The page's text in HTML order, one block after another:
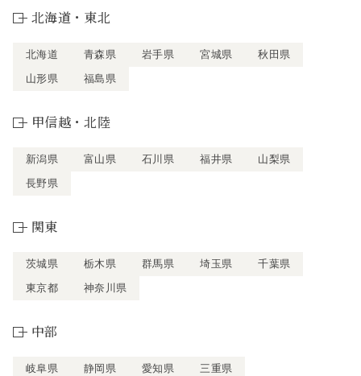
北海道・東北
北海道 青森県 岩手県 宮城県
秋田県
山形県
福島県
甲信越・北陸
新潟県 富山県 石川県 福井県
山梨県
長野県
関東
茨城県 栃木県 群馬県 埼玉県
千葉県
東京都
神奈川県
中部
岐阜県 静岡県 愛知県 三重県